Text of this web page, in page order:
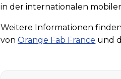
in der internationalen
Weitere Informationen
vonOrange Fab France und